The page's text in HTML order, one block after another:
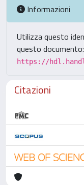
Informazioni
Utilizza questo
questo documento:
https://
Citazioni